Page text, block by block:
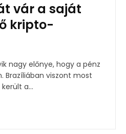
vár a saját
kripto-
nagy előnye, hogy a pénz
Brazíliában viszont most
a...